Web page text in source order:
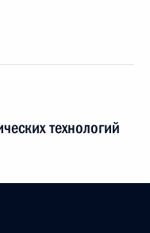
технологий